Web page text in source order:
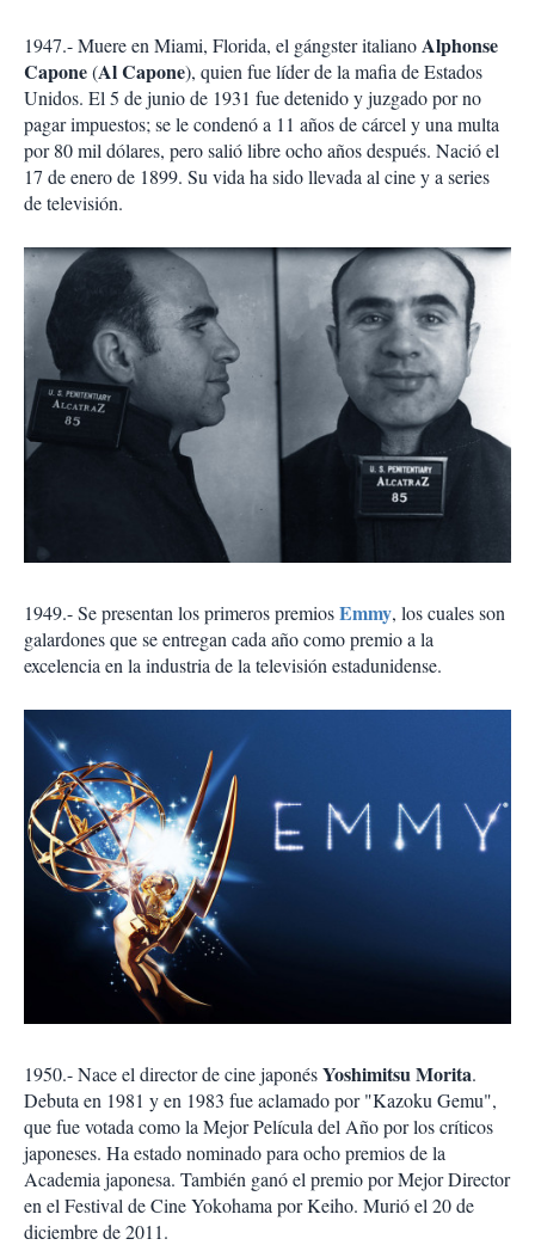
1947.- Muere en Miami, Florida, el gángster italianoAlphonse
Capone(Al Capone), quien fue líder de la mafia de Estados
Unidos. El 5 de junio de 1931 fue detenido y juzgado por no
pagar impuestos; se le condenó a 11 años de cárcel y una multa
por 80 mil dólares, pero salió libre ocho años después. Nació el
17 de enero de 1899. Su vida ha sido llevada al cine y a series
de televisión.
1949.- Se presentan los primeros premiosEmmy, los cuales son
galardones que se entregan cada año como premio a la
excelencia en la industria de la televisión estadunidense.
1950.- Nace el director de cine japonésYoshimitsu Morita.
Debuta en 1981 y en 1983 fue aclamado por "Kazoku Gemu",
que fue votada como la Mejor Película del Año por los críticos
japoneses. Ha estado nominado para ocho premios de la
Academia japonesa. También ganó el premio por Mejor Director
en el Festival de Cine Yokohama por Keiho. Murió el 20 de
diciembre de 2011.